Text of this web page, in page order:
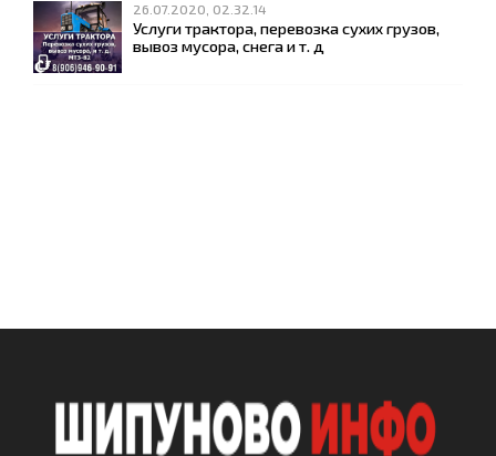
26.07.2020, 02.32.14
Услуги трактора, перевозка сухих грузов,
вывоз мусора, снега и т. д